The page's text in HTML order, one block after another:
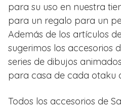
para su uso en nuestra
para un regalo para un
Además de los artículos
sugerimos los accesorios
series de dibujos
para casa de cada otaku
Todos los accesorios de